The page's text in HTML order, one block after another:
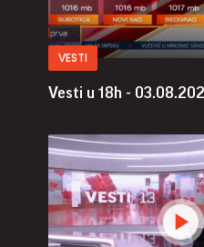
VESTI
Vesti u 18h -